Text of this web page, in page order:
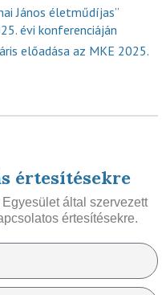
János életműdíjas”
évi konferenciáján
előadása az MKE 2025.
értesítésekre
Egyesület által szervezett
értesítésekre.